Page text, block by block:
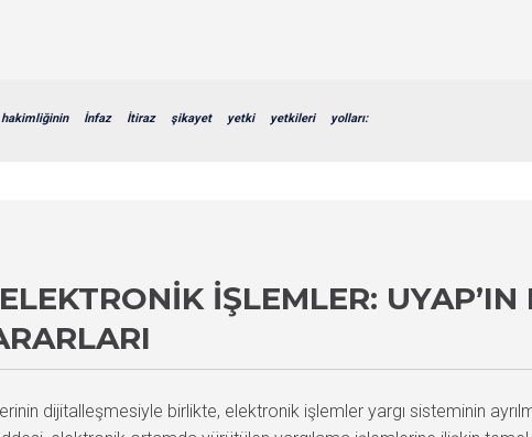
hakimliğinin İnfaz İtiraz şikayet yetki yetkileri yolları:
İŞLEMLER:
dijitalleşmesiyle birlikte, elektronik işlemler yargı sisteminin